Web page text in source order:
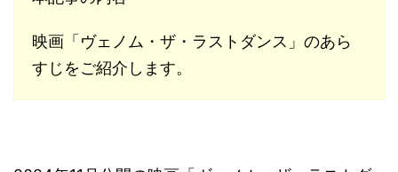
映画「ヴェノム・ザ・ラストダンス」のあら
すじをご紹介します。